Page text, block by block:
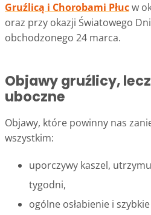
Gruźlicą i Chorobami Płucw
oraz przy okazji Światowego
obchodzonego 24 marca.
Objawy gruźlicy,
uboczne
Objawy, które powinny nas
wszystkim:
uporczywy kaszel,
tygodni,
ogólne osłabienie i